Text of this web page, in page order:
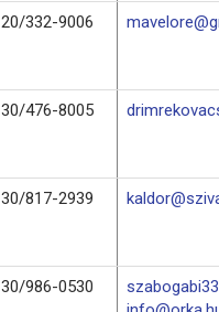
20/332-9006
30/476-8005
30/817-2939
30/986-0530